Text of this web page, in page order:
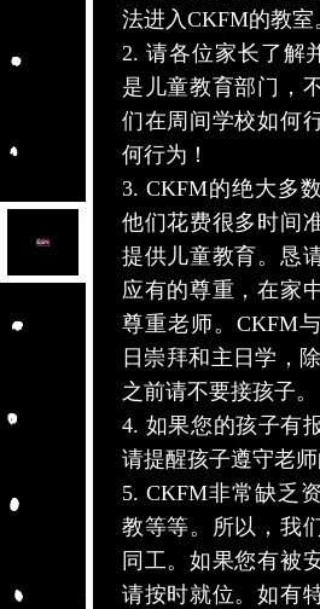
法进入CKFM的教室
2. 请各位家长了解
是儿童教育部门，
们在周间学校如何
何行为！
3. CKFM的绝大多
他们花费很多时间
提供儿童教育。恳
应有的尊重，在家
尊重老师。CKFM
日崇拜和主日学，
之前请不要接孩子。
4. 如果您的孩子有
请提醒孩子遵守老师
5. CKFM非常缺乏
教等等。所以，我
同工。如果您有被
请按时就位。如有